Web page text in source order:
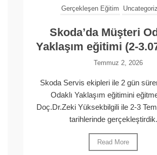
Gerçekleşen Eğitim
Skoda’da Müşteri
Yaklaşım eğitimi (2-
Temmuz 2, 2026
Skoda Servis ekipleri ile 2 gün
Odaklı Yaklaşım eğitimini
Doç.Dr.Zeki Yüksekbilgili ile 2-3
tarihlerinde gerçekleştirdik.
Read More